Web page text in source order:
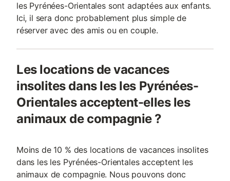
les Pyrénées-Orientales sont adaptées aux enfants.
Ici, il sera donc probablement plus simple de
réserver avec des amis ou en couple.
Les locations de vacances
insolites dans les les Pyrénées-
Orientales acceptent-elles les
animaux de compagnie ?
Moins de 10 % des locations de vacances insolites
dans les les Pyrénées-Orientales acceptent les
animaux de compagnie. Nous pouvons donc